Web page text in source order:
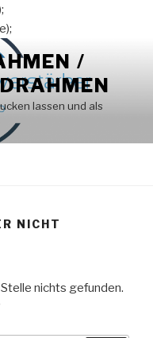
/
lassen und als
NICHT
nichts gefunden.